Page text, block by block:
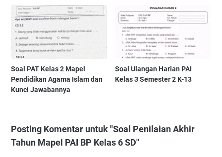
Soal PAT Kelas 2 Mapel
Pendidikan Agama Islam dan
Kunci Jawabannya
Soal Ulangan Harian PAI
Kelas 3 Semester 2 K-13
Posting Komentar untuk "Soal Penilaian Akhir
Tahun Mapel PAI BP Kelas 6 SD"